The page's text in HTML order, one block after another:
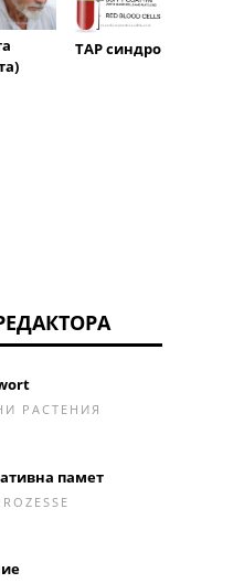
ТАР синдром
РАСТЕНИЯ
памет